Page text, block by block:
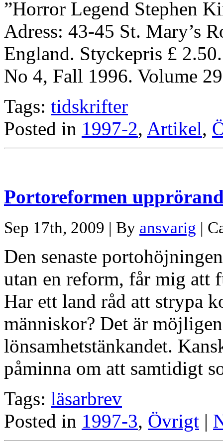
”Horror Legend Stephen
Adress: 43-45 St. Mary’s
England. Styckepris £
No 4, Fall 1996. Volume
Tags: tidskrifter
Posted in 1997-2, Artikel,
Portoreformen
Sep 17th, 2009 | By ansvarig |
Den senaste
utan en reform, får mig att
Har ett land råd att strypa
människor? Det är
lönsamhetstänkandet.
påminna om att samtidigt
Tags: läsarbrev
Posted in 1997-3, Övrigt |